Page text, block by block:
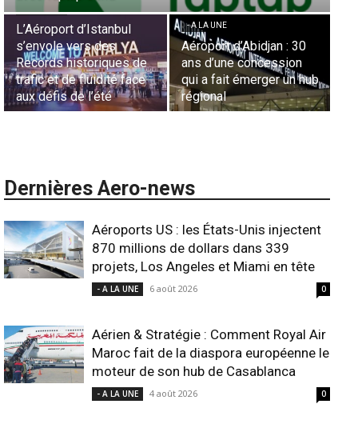
- A LA UNE
Sécurité des frontières
aériennes en Afrique :
L’appel urgent à
l’harmonisation globale
Essid à la tête de la
Représentation d’Air
France en Tunisie et
Lionel Rault aux
commandes de la région
ANSCO
Dernières Aero-news
Aéroports US : les États-Unis injectent
870 millions de dollars dans 339
projets, Los Angeles et Miami en tête
- A LA UNE 6 août 2026 0
Aérien & Stratégie : Comment Royal Air
Maroc fait de la diaspora européenne le
moteur de son hub de Casablanca
- A LA UNE 4 août 2026 0